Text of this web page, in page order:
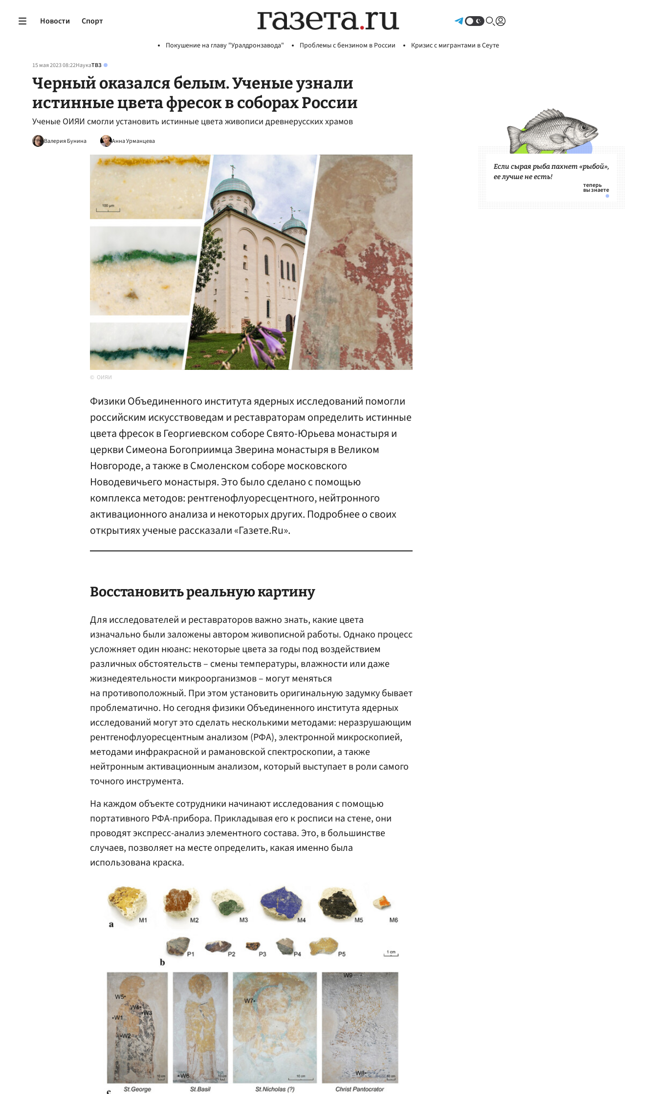
Новости Спорт
Покушение на главу "Уралдронзавода" Проблемы с бензином в России Кризис с мигрантами в Сеуте
15 мая 2023 08:22НаукаТВЗ
Черный оказался белым. Ученые узнали
истинные цвета фресок в соборах России
Ученые ОИЯИ смогли установить истинные цвета живописи древнерусских храмов
Валерия Бунина Анна Урманцева
ОИЯИ
Физики Объединенного института ядерных исследований помогли
российским искусствоведам и реставраторам определить истинные
цвета фресок в Георгиевском соборе Свято-Юрьева монастыря и
церкви Симеона Богоприимца Зверина монастыря в Великом
Новгороде, а также в Смоленском соборе московского
Новодевичьего монастыря. Это было сделано с помощью
комплекса методов: рентгенофлуоресцентного, нейтронного
активационного анализа и некоторых других. Подробнее о своих
открытиях ученые рассказали «Газете.Ru».
Восстановить реальную картину
Для исследователей и реставраторов важно знать, какие цвета
изначально были заложены автором живописной работы. Однако процесс
усложняет один нюанс: некоторые цвета за годы под воздействием
различных обстоятельств – смены температуры, влажности или даже
жизнедеятельности микроорганизмов – могут меняться
на противоположный. При этом установить оригинальную задумку бывает
проблематично. Но сегодня физики Объединенного института ядерных
исследований могут это сделать несколькими методами: неразрушающим
рентгенофлуоресцентным анализом (РФА), электронной микроскопией,
методами инфракрасной и рамановской спектроскопии, а также
нейтронным активационным анализом, который выступает в роли самого
точного инструмента.
На каждом объекте сотрудники начинают исследования с помощью
портативного РФА-прибора. Прикладывая его к росписи на стене, они
проводят экспресс-анализ элементного состава. Это, в большинстве
случаев, позволяет на месте определить, какая именно была
использована краска.
Если сырая рыба пахнет «рыбой»,
ее лучше не есть!